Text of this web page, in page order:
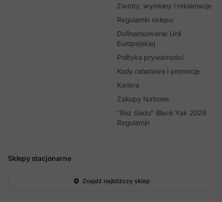
Sklepy stacjonarne
Znajdź najbliższy sklep
Zwroty, wymiany i reklamacje
Regulamin sklepu
Dofinansowanie Unii
Europejskiej
Polityka prywatności
Kody rabatowe i promocje
Kariera
Zakupy hurtowe
"Bez śladu" Black Yak 2026
Regulamin